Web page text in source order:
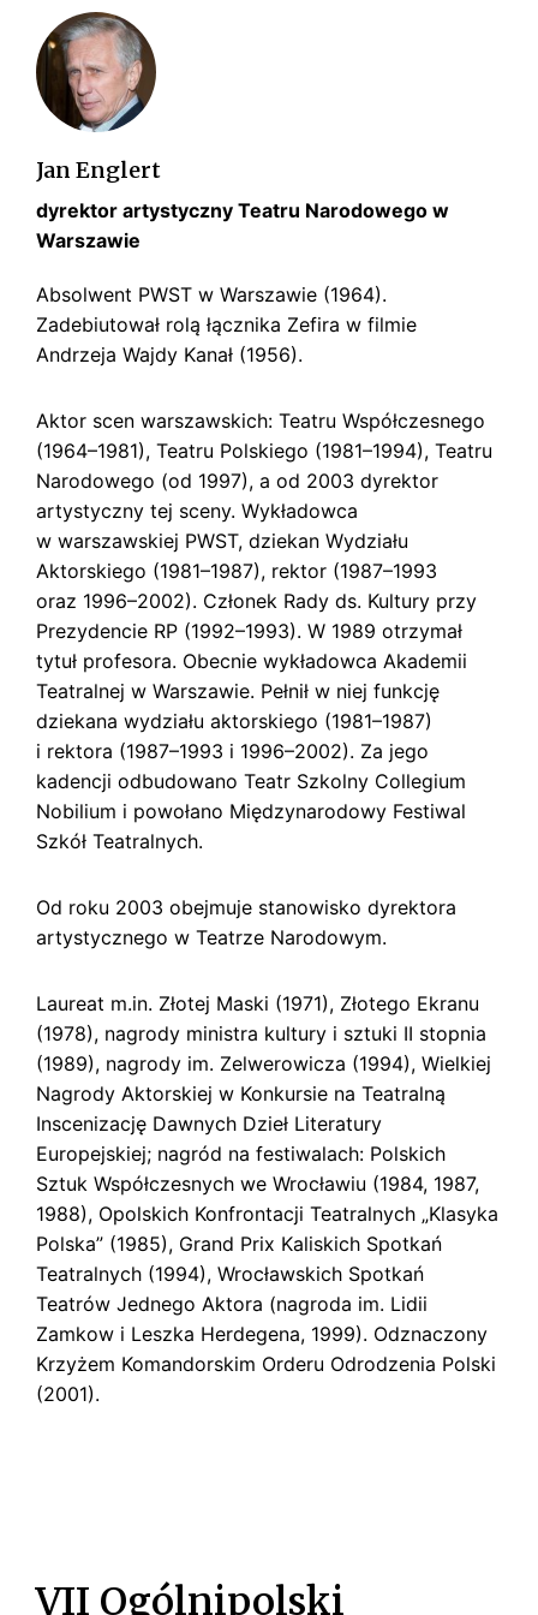
s
k
i
Jan Englert
dyrektor artystyczny Teatru Narodowego w
Warszawie
Absolwent PWST w Warszawie (1964).
Zadebiutował rolą łącznika Zefira w filmie
Andrzeja Wajdy Kanał (1956).
Aktor scen warszawskich: Teatru Współczesnego
(1964–1981), Teatru Polskiego (1981–1994), Teatru
Narodowego (od 1997), a od 2003 dyrektor
artystyczny tej sceny. Wykładowca
w warszawskiej PWST, dziekan Wydziału
Aktorskiego (1981–1987), rektor (1987–1993
oraz 1996–2002). Członek Rady ds. Kultury przy
Prezydencie RP (1992–1993). W 1989 otrzymał
tytuł profesora. Obecnie wykładowca Akademii
Teatralnej w Warszawie. Pełnił w niej funkcję
dziekana wydziału aktorskiego (1981–1987)
i rektora (1987–1993 i 1996–2002). Za jego
kadencji odbudowano Teatr Szkolny Collegium
Nobilium i powołano Międzynarodowy Festiwal
Szkół Teatralnych.
Od roku 2003 obejmuje stanowisko dyrektora
artystycznego w Teatrze Narodowym.
Laureat m.in. Złotej Maski (1971), Złotego Ekranu
(1978), nagrody ministra kultury i sztuki II stopnia
(1989), nagrody im. Zelwerowicza (1994), Wielkiej
Nagrody Aktorskiej w Konkursie na Teatralną
Inscenizację Dawnych Dzieł Literatury
Europejskiej; nagród na festiwalach: Polskich
Sztuk Współczesnych we Wrocławiu (1984, 1987,
1988), Opolskich Konfrontacji Teatralnych „Klasyka
Polska” (1985), Grand Prix Kaliskich Spotkań
Teatralnych (1994), Wrocławskich Spotkań
Teatrów Jednego Aktora (nagroda im. Lidii
Zamkow i Leszka Herdegena, 1999). Odznaczony
Krzyżem Komandorskim Orderu Odrodzenia Polski
(2001).
VII Ogólnipolski